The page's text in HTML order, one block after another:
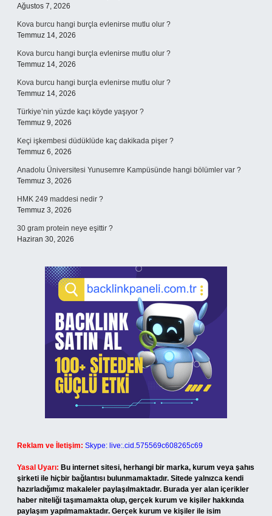
Ağustos 7, 2026
Kova burcu hangi burçla evlenirse mutlu olur ?
Temmuz 14, 2026
Kova burcu hangi burçla evlenirse mutlu olur ?
Temmuz 14, 2026
Kova burcu hangi burçla evlenirse mutlu olur ?
Temmuz 14, 2026
Türkiye’nin yüzde kaçı köyde yaşıyor ?
Temmuz 9, 2026
Keçi işkembesi düdüklüde kaç dakikada pişer ?
Temmuz 6, 2026
Anadolu Üniversitesi Yunusemre Kampüsünde hangi bölümler var ?
Temmuz 3, 2026
HMK 249 maddesi nedir ?
Temmuz 3, 2026
30 gram protein neye eşittir ?
Haziran 30, 2026
Reklam ve İletişim: Skype: live:.cid.575569c608265c69
Yasal Uyarı: Bu internet sitesi, herhangi bir marka, kurum veya şahıs
şirketi ile hiçbir bağlantısı bulunmamaktadır. Sitede yalnızca kendi
hazırladığımız makaleler paylaşılmaktadır. Burada yer alan içerikler
haber niteliği taşımamakta olup, gerçek kurum ve kişiler hakkında
paylaşım yapılmamaktadır. Gerçek kurum ve kişiler ile isim